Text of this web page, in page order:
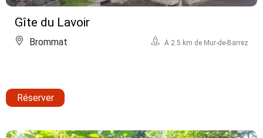
Gîte du Lavoir
Brommat À 2.5 km de Mur-de-Barrez
Réserver